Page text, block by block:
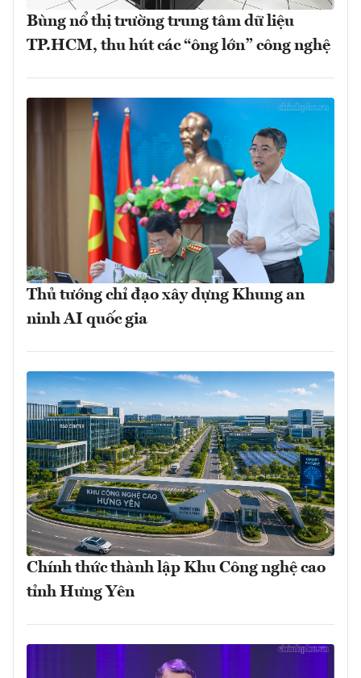
Bùng nổ thị trường trung tâm dữ liệu
TP.HCM, thu hút các “ông lớn” công nghệ
Thủ tướng chỉ đạo xây dựng Khung an
ninh AI quốc gia
Chính thức thành lập Khu Công nghệ cao
tỉnh Hưng Yên